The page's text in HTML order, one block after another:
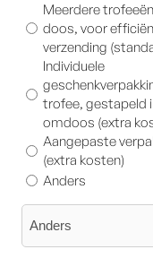
Meerdere
doos, voor
verzending
Individuele
trofee, gestapeld
omdoos (extra
Aangepaste
(extra kosten)
Anders